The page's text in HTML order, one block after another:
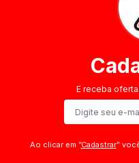
E receba
Ao clicar em ”Cadastrar”